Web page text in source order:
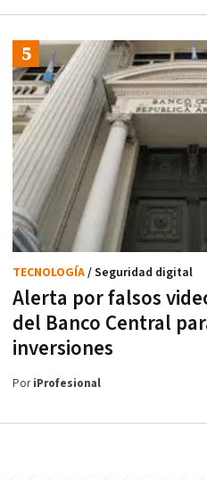
Alerta por falsos
del Banco Central
inversiones
TECNOLOGÍA/ Seguridad digital
PoriProfesional